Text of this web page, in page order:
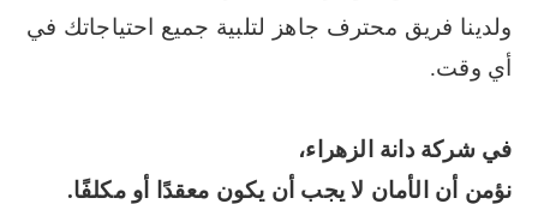
ولدينا فريق محترف جاهز لتلبية جميع احتياجاتك في
أي وقت.
في شركة دانة الزهراء،
نؤمن أن الأمان لا يجب أن يكون معقدًا أو مكلفًا.